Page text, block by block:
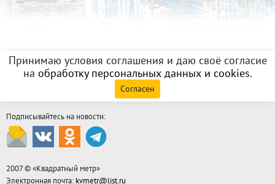
Принимаю условия соглашения и даю своё согласие
на обработку персональных данных и cookies.
Согласен
Подписывайтесь на новости:
2007 © «Квадратный метр»
Электронная почта: kvmetr@list.ru